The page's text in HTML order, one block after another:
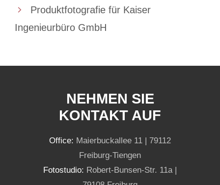
Produktfotografie für Kaiser
Ingenieurbüro GmbH
NEHMEN SIE
KONTAKT AUF
Office: Maierbuckallee 11 | 79112
Freiburg-Tiengen
Fotostudio: Robert-Bunsen-Str. 11a |